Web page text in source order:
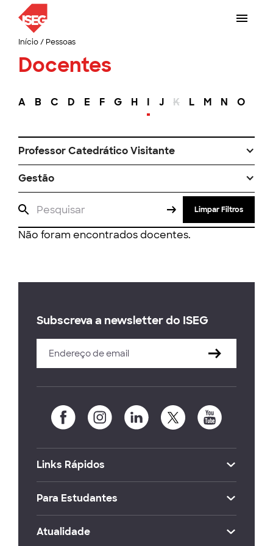
Início/ Pessoas
Docentes
A B C D E F G H I J K L M N O
Professor Catedrático Visitante
Gestão
Limpar Filtros
Não foram encontrados docentes.
Subscreva a newsletter do ISEG
Links Rápidos
Para Estudantes
Atualidade